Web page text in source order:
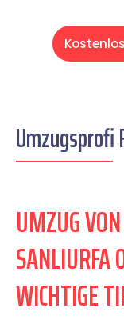
UMZUG
SANLIURFA
WICHTIGE